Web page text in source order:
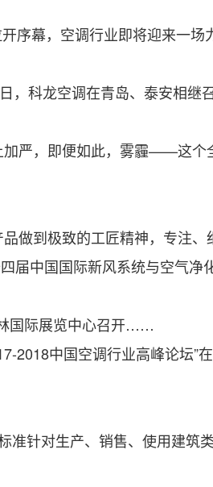
幕，空调行业即将迎来一场
科龙空调在青岛、泰安相继
严，即便如此，雾霾——这个
到极致的工匠精神，专注、
中国国际新风系统与空气净
国际展览中心召开……
中国空调行业高峰论坛”
针对生产、销售、使用建筑